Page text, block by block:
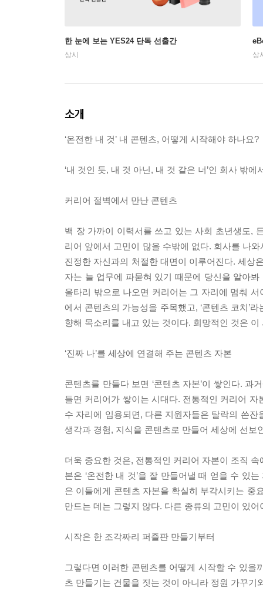
한 눈에 보는 YES24 단독 선출간
상시 상
소개
‘온전한 내 것’ 내 콘텐츠, 어떻게 시작해야 하나요?
‘내 것인 듯, 내 것 아닌, 내 것 같은 너’인 회사 밖
커리어 절벽에서 만난 콘텐츠
백 장 가까이 이력서를 쓰고 있는 사회 초년생도,
리어 앞에서 고민이 많을 수밖에 없다. 회사를 나
진정한 자신과의 처절한 대면이 이루어진다. 세상
자는 늘 업무에 파묻혀 있기 때문에 당신을 알아
울타리 밖으로 나오면 커리어는 그 자리에 멈춰
에서 콘텐츠의 가능성을 주목했고, ‘콘텐츠 코치’
향해 목소리를 내고 있는 것이다. 희망적인 것은
‘진짜 나’를 세상에 연결해 주는 콘텐츠 자본
콘텐츠를 만들다 보면 ‘콘텐츠 자본’이 쌓인다.
들면 커리어가 쌓이는 시대다. 전통적인 커리어
수 자리에 임용되면, 다른 지원자들은 탈락의 쓴
생각과 경험, 지식을 콘텐츠로 만들어 세상에 선
더욱 중요한 것은, 전통적인 커리어 자본이 조직
본은 ‘온전한 내 것’을 잘 만들어낼 때 얻을 수 있
은 이들에게 콘텐츠 자본을 확실히 부각시키는 중
만드는 데는 그렇지 않다. 다른 종류의 고민이 있
시작은 한 조각짜리 퍼즐판 만들기부터
그렇다면 이러한 콘텐츠를 어떻게 시작할 수 있
츠 만들기는 건물을 짓는 것이 아니라 정원 가꾸